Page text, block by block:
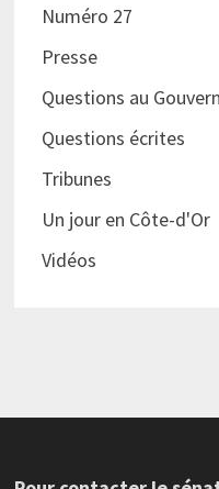
Numéro 27
Presse
Questions au
Questions écrites
Tribunes
Un jour en Côte-d'Or
Vidéos